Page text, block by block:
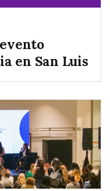
en San Luis